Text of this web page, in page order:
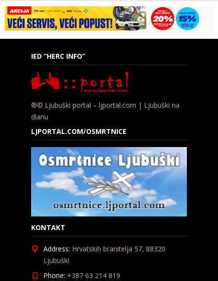
IED “HERC INFO”
®© Ljubuški portal – ljportal.com | Ljubuški na
dlanu
LJPORTAL.COM/OSMRTNICE
KONTAKT
Address: Hrvatskih branitelja 57, 88320
Ljubuški
Phone: +387 63 214 819